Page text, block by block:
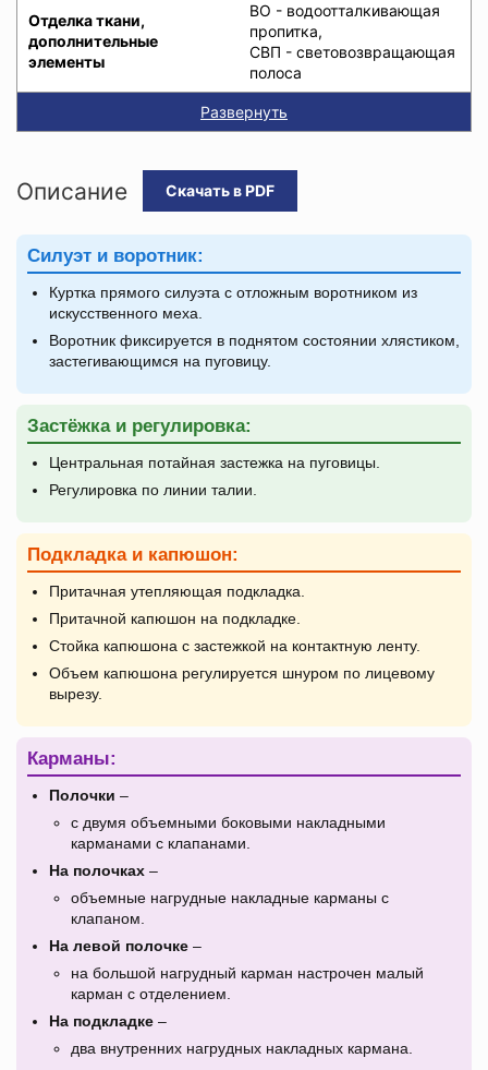
Отделка ткани,
дополнительные
элементы
ВО - водоотталкивающая
пропитка,
СВП - световозвращающая
полоса
Развернуть
Описание Скачать в PDF
Силуэт и воротник:
Куртка прямого силуэта с отложным воротником из
искусственного меха.
Воротник фиксируется в поднятом состоянии хлястиком,
застегивающимся на пуговицу.
Застёжка и регулировка:
Центральная потайная застежка на пуговицы.
Регулировка по линии талии.
Подкладка и капюшон:
Притачная утепляющая подкладка.
Притачной капюшон на подкладке.
Стойка капюшона с застежкой на контактную ленту.
Объем капюшона регулируется шнуром по лицевому
вырезу.
Карманы:
Полочки –
с двумя объемными боковыми накладными
карманами с клапанами.
На полочках –
объемные нагрудные накладные карманы с
клапаном.
На левой полочке –
на большой нагрудный карман настрочен малый
карман с отделением.
На подкладке –
два внутренних нагрудных накладных кармана.